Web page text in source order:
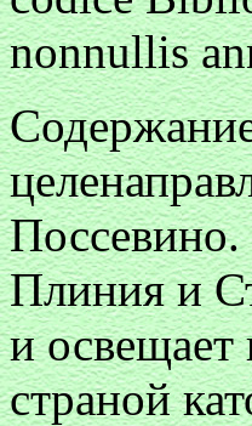
nonnullis
Поссевино.
Плиния и
и
страной